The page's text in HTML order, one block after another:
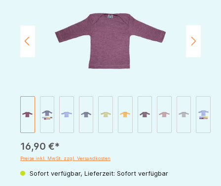
16,90 €*
Preise inkl. MwSt. zzgl. Versandkosten
Sofort verfügbar, Lieferzeit: Sofort verfügbar